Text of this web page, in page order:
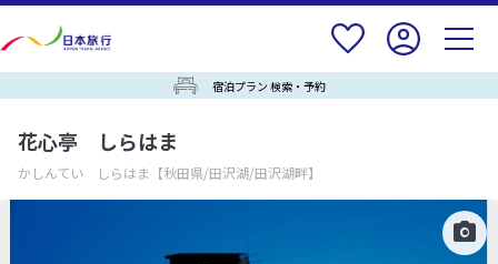
宿泊プラン 検索・予約
花心亭 しらはま
かしんてい しらはま 【秋田県/田沢湖/田沢湖畔】